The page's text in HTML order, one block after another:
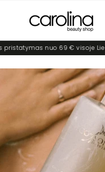
nuo 69 € visoje Lietuvoje!